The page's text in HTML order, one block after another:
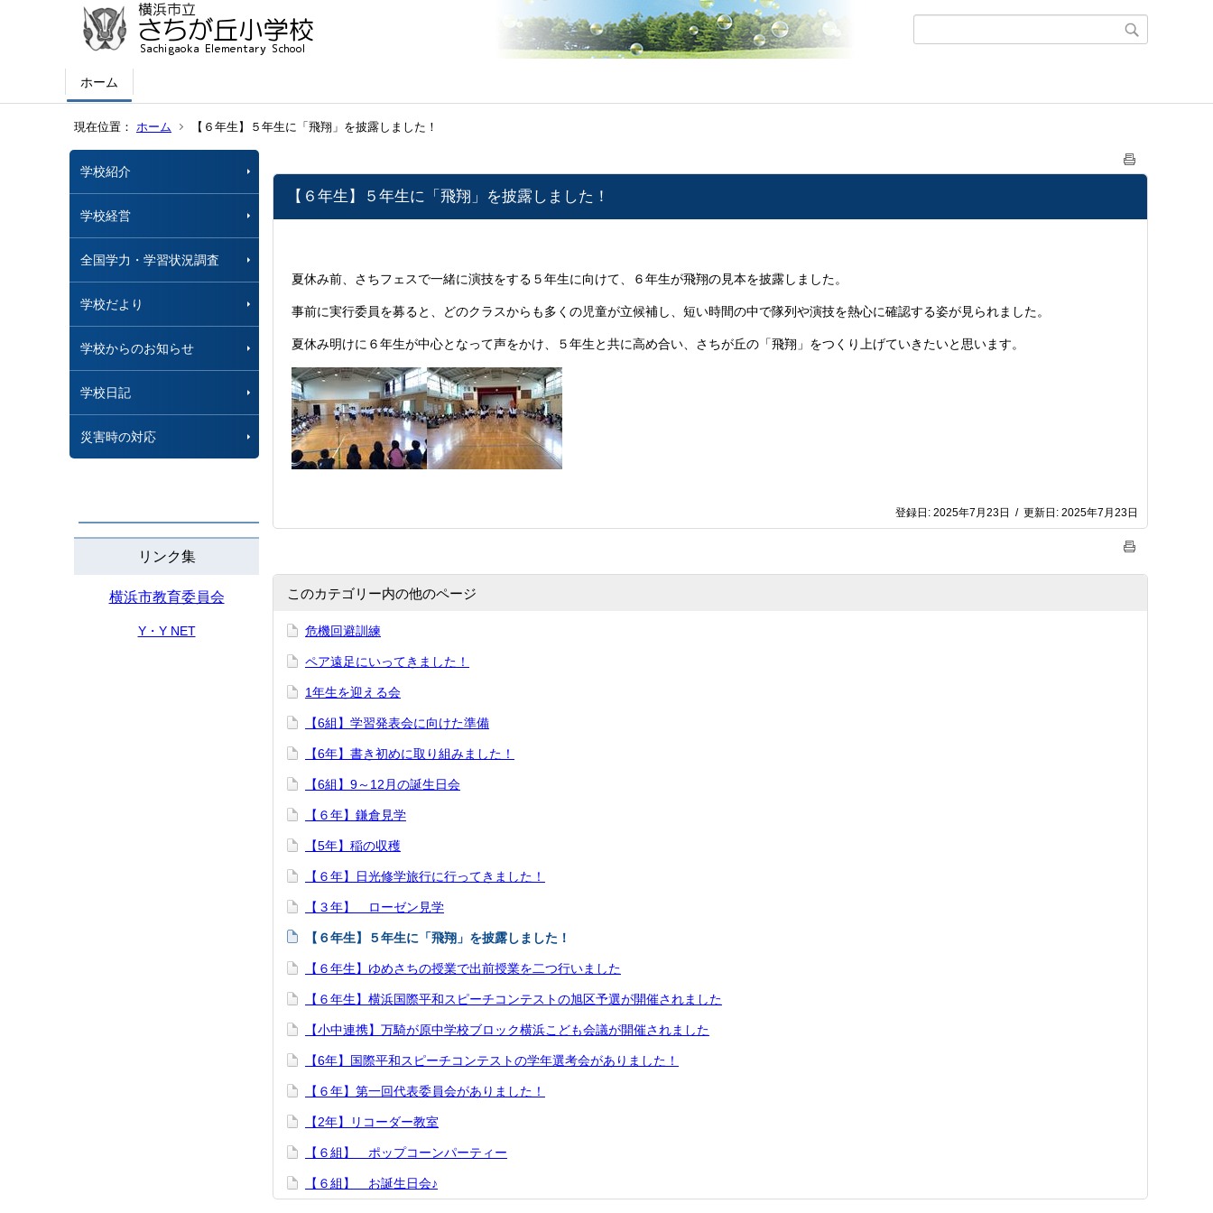
ホーム
現在位置： ホーム 【６年生】５年生に「飛翔」を披露しました！
学校紹介
学校経営
全国学力・学習状況調査
学校だより
学校からのお知らせ
学校日記
災害時の対応
リンク集
横浜市教育委員会
Y・Y NET
【６年生】５年生に「飛翔」を披露しました！
夏休み前、さちフェスで一緒に演技をする５年生に向けて、６年生が飛翔の見本を披露しました。
事前に実行委員を募ると、どのクラスからも多くの児童が立候補し、短い時間の中で隊列や演技を熱心に確認する姿が見られました。
夏休み明けに６年生が中心となって声をかけ、５年生と共に高め合い、さちが丘の「飛翔」をつくり上げていきたいと思います。
登録日: 2025年7月23日 / 更新日: 2025年7月23日
このカテゴリー内の他のページ
危機回避訓練
ペア遠足にいってきました！
1年生を迎える会
【6組】学習発表会に向けた準備
【6年】書き初めに取り組みました！
【6組】9～12月の誕生日会
【６年】鎌倉見学
【5年】稲の収穫
【６年】日光修学旅行に行ってきました！
【３年】 ローゼン見学
【６年生】５年生に「飛翔」を披露しました！
【６年生】ゆめさちの授業で出前授業を二つ行いました
【６年生】横浜国際平和スピーチコンテストの旭区予選が開催されました
【小中連携】万騎が原中学校ブロック横浜こども会議が開催されました
【6年】国際平和スピーチコンテストの学年選考会がありました！
【６年】第一回代表委員会がありました！
【2年】リコーダー教室
【６組】 ポップコーンパーティー
【６組】 お誕生日会♪